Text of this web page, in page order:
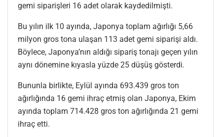
gemi siparişleri 16 adet olarak kaydedilmişti.
Bu yılın ilk 10 ayında, Japonya toplam ağırlığı 5,66
milyon gros tona ulaşan 113 adet gemi siparişi aldı.
Böylece, Japonya’nın aldığı sipariş tonajı geçen yılın
aynı dönemine kıyasla yüzde 25 düşüş gösterdi.
Bununla birlikte, Eylül ayında 693.439 gros ton
ağırlığında 16 gemi ihraç etmiş olan Japonya, Ekim
ayında toplam 714.428 gros ton ağırlığında 21 gemi
ihraç etti.